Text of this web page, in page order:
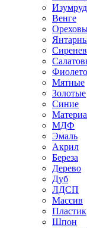
Венге
Мятные
Золотые
Синие
МДФ
Эмаль
Акрил
Береза
Дерево
Дуб
ЛДСП
Массив
Пластик
Шпон